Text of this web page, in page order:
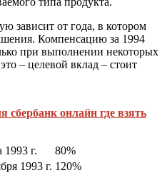
зависит от года, в котором
Компенсацию за 1994
при выполнении некоторых
– целевой вклад – стоит
сбербанк онлайн где взять
1993 г.
80%
1993 г. 120%